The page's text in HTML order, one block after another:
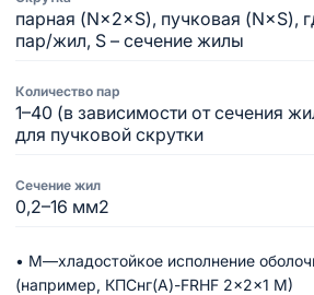
парная (N×2×S), пучковая (N×S),
пар/жил, S – сечение жилы
Количество пар
1–40 (в зависимости от сечения
для пучковой скрутки
Сечение жил
0,2–16 мм2
• М—хладостойкое исполнение
(например, КПСнг(A)-FRHF 2×2×1 М)